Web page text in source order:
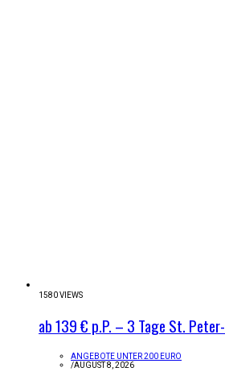
1580 VIEWS
ab 139 € p.P. – 3 Tage St.
ANGEBOTE UNTER 200 EURO
/AUGUST 8, 2026